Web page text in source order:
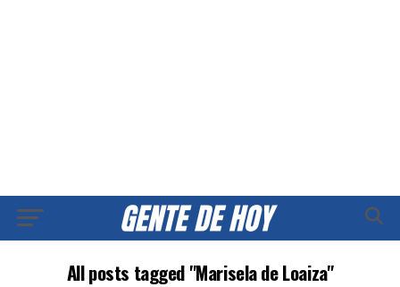
All posts tagged "Marisela de Loaiza"